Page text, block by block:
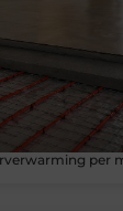
per